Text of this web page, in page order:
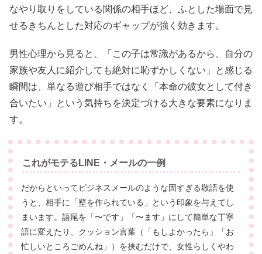
なやり取りをしている関係の相手ほど、ふとした場面で見
せるきちんとした対応のギャップが強く効きます。
男性心理から見ると、「この子は常識があるから、自分の
家族や友人に紹介しても絶対に恥ずかしくない」と感じる
瞬間は、単なる遊び相手ではなく「本命の彼女として付き
合いたい」という気持ちを決定づける大きな要素になりま
す。
これがモテるLINE・メールの一例
だからといってビジネスメールのような固すぎる敬語を使
うと、相手に「壁を作られている」という印象を与えてし
まいます。語尾を「〜です」「〜ます」にして簡単な丁寧
語に変えたり、クッション言葉（「もしよかったら」「お
忙しいところごめんね」）を挟むだけで、女性らしくやわ